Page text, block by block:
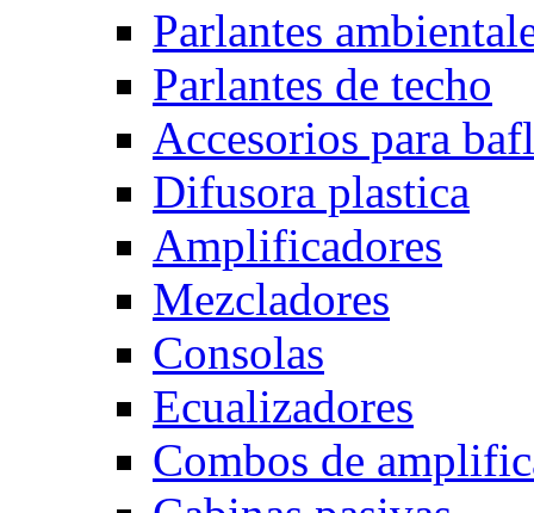
Parlantes
Parlantes de techo
Accesorios para
Difusora plastica
Amplificadores
Mezcladores
Consolas
Ecualizadores
Combos de